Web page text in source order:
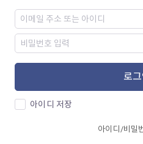
로
아이디 저장
아이디/비밀